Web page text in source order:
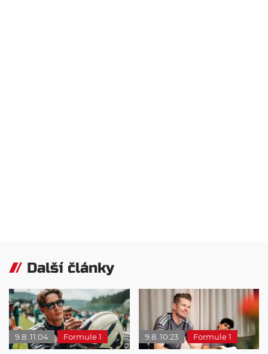
Další články
9.8. 11:04 Formule 1 9.8. 10:23 Formule 1